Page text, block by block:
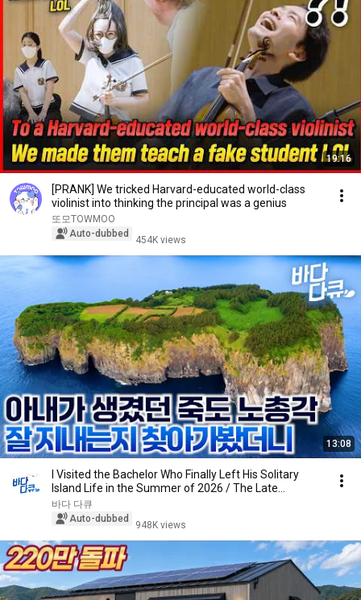
19:16
[PRANK] We tricked Harvard-educated world-class
violinist into thinking the principal was a genius
또모TOWMOO
Auto-dubbed
454K views
13:08
I Visited the Bachelor Who Finally Left His Solitary
Island Life in the Summer of 2026 / The Late...
바다 다큐
Auto-dubbed
948K views